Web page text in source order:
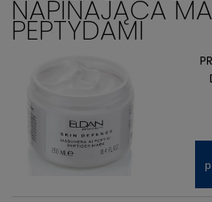
NAPINAJĄCA
PEPTYDAMI